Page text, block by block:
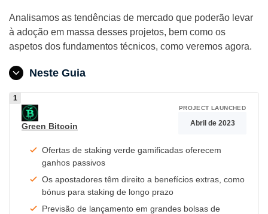
Analisamos as tendências de mercado que poderão levar
à adoção em massa desses projetos, bem como os
aspetos dos fundamentos técnicos, como veremos agora.
Neste Guia
Green Bitcoin
Ofertas de staking verde gamificadas oferecem
ganhos passivos
Os apostadores têm direito a benefícios extras, como
bónus para staking de longo prazo
Previsão de lançamento em grandes bolsas de
PROJECT LAUNCHED
Abril de 2023